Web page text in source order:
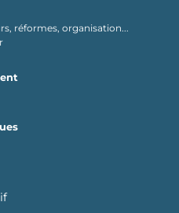
réformes, organisation...